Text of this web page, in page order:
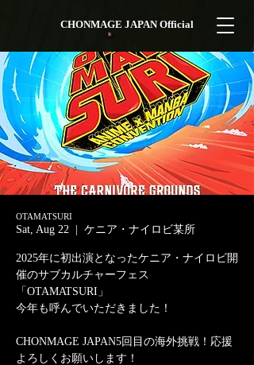
CHONMAGE JAPAN Official
OTAMATSURI
Sat, Aug 22 ケニア・ナイロビ某所
2025年に初出演となったケニア・ナイロビ開
催のサブカルチャーフェス
「OTAMATSURI」
今年も呼んでいただきました！
CHONMAGE JAPAN5回目の海外挑戦！応援
よろしくお願いします！